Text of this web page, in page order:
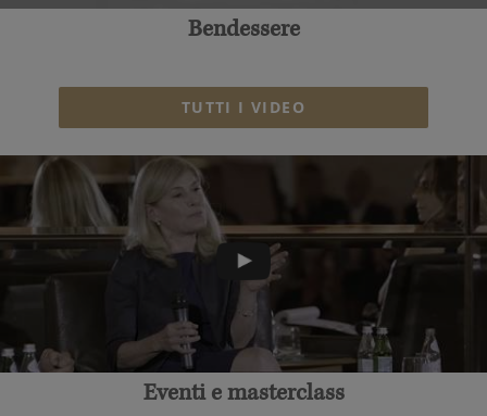
Bendessere
TUTTI I VIDEO
Eventi e masterclass